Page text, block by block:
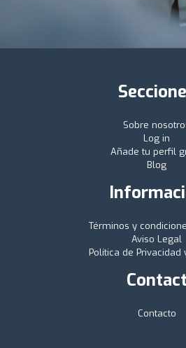
Sobre
Log in
Añade tu perfil
Blog
Términos y
Aviso Legal
Política de Privacidad
Contact
Contacto